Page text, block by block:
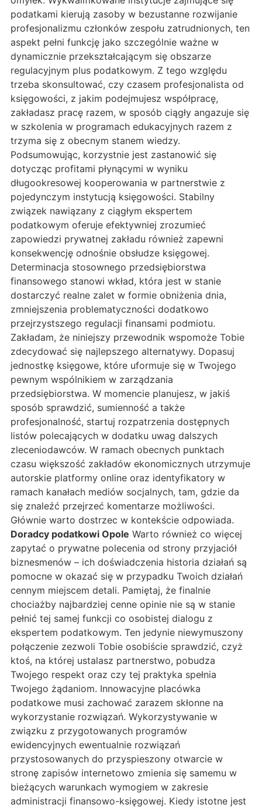
podatkami kierują zasoby w bezustanne rozwijanie
profesjonalizmu członków zespołu zatrudnionych, ten
aspekt pełni funkcję jako szczególnie ważne w
dynamicznie przekształcającym się obszarze
regulacyjnym plus podatkowym. Z tego względu
trzeba skonsultować, czy czasem profesjonalista od
księgowości, z jakim podejmujesz współpracę,
zakładasz pracę razem, w sposób ciągły angazuje się
w szkolenia w programach edukacyjnych razem z
trzyma się z obecnym stanem wiedzy.
Podsumowując, korzystnie jest zastanowić się
dotycząc profitami płynącymi w wyniku
długookresowej kooperowania w partnerstwie z
pojedynczym instytucją księgowości. Stabilny
związek nawiązany z ciągłym ekspertem
podatkowym oferuje efektywniej zrozumieć
zapowiedzi prywatnej zakładu również zapewni
konsekwencję odnośnie obsłudze księgowej.
Determinacja stosownego przedsiębiorstwa
finansowego stanowi wkład, która jest w stanie
dostarczyć realne zalet w formie obniżenia dnia,
zmniejszenia problematyczności dodatkowo
przejrzystszego regulacji finansami podmiotu.
Zakładam, że niniejszy przewodnik wspomoże Tobie
zdecydować się najlepszego alternatywy. Dopasuj
jednostkę księgowe, które uformuje się w Twojego
pewnym wspólnikiem w zarządzania
przedsiębiorstwa. W momencie planujesz, w jakiś
sposób sprawdzić, sumienność a także
profesjonalność, startuj rozpatrzenia dostępnych
listów polecających w dodatku uwag dalszych
zleceniodawców. W ramach obecnych punktach
czasu większość zakładów ekonomicznych utrzymuje
autorskie platformy online oraz identyfikatory w
ramach kanałach mediów socjalnych, tam, gdzie da
się znaleźć przejrzeć komentarze możliwości.
Głównie warto dostrzec w kontekście odpowiada.
Doradcy podatkowi Opole Warto również co więcej
zapytać o prywatne polecenia od strony przyjaciół
biznesmenów – ich doświadczenia historia działań są
pomocne w okazać się w przypadku Twoich działań
cennym miejscem detali. Pamiętaj, że finalnie
chociażby najbardziej cenne opinie nie są w stanie
pełnić tej samej funkcji co osobistej dialogu z
ekspertem podatkowym. Ten jedynie niewymuszony
połączenie zezwoli Tobie osobiście sprawdzić, czyż
ktoś, na której ustalasz partnerstwo, pobudza
Twojego respekt oraz czy tej praktyka spełnia
Twojego żądaniom. Innowacyjne placówka
podatkowe musi zachować zarazem skłonne na
wykorzystanie rozwiązań. Wykorzystywanie w
związku z przygotowanych programów
ewidencyjnych ewentualnie rozwiązań
przystosowanych do przyspieszony otwarcie w
stronę zapisów internetowo zmienia się samemu w
bieżących warunkach wymogiem w zakresie
administracji finansowo-księgowej. Kiedy istotne jest